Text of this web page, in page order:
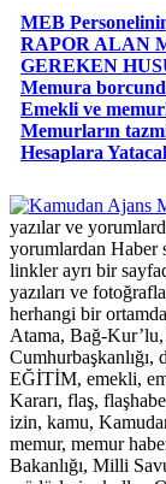
MEB
RAPOR ALAN
GEREKEN
Memura
Emekli ve
Memurların
Hesaplara
yazılar ve
yorumlardan Haber
linkler ayrı bir
yazıları ve
herhangi bir
Atama, Bağ-
Cumhurbaşkanlığı,
EĞİTİM, emekli,
Kararı, flaş,
izin, kamu,
memur, memur
Bakanlığı, Milli